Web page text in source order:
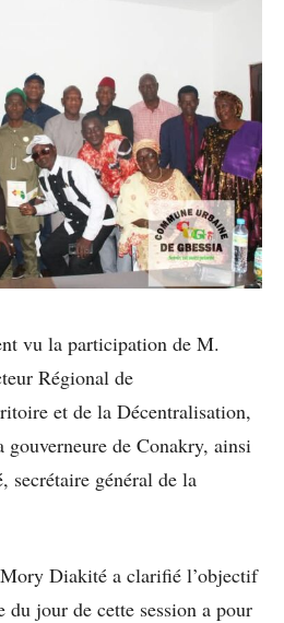
vu la participation de M.
Régional de
et de la Décentralisation,
gouverneure de Conakry, ainsi
secrétaire général de la
Diakité a clarifié l’objectif
du jour de cette session a pour